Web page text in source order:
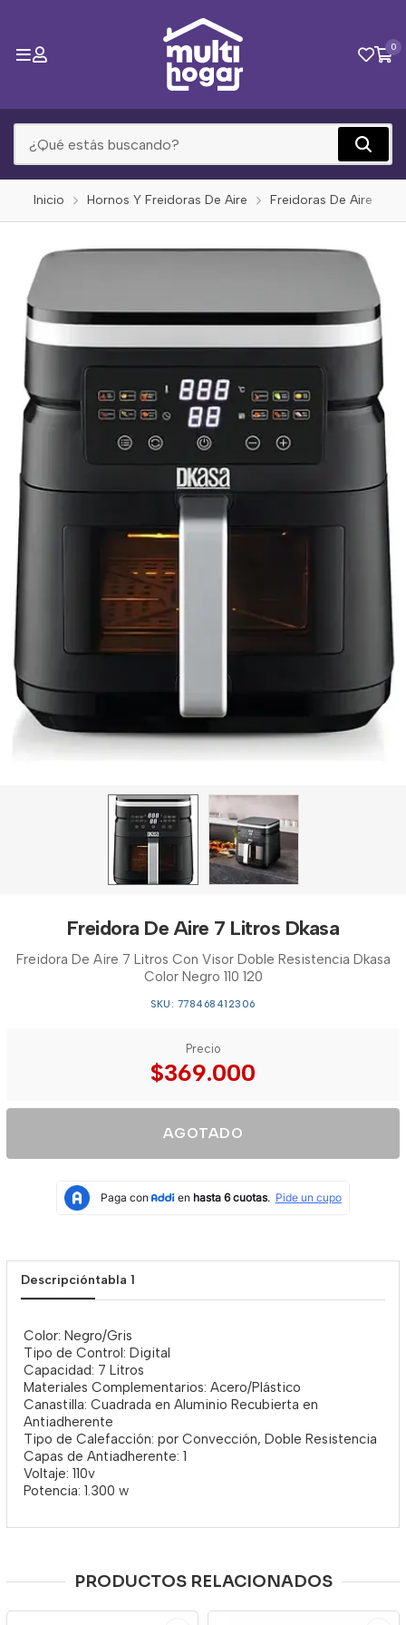
0
Inicio Hornos Y Freidoras De Aire Freidoras De Aire
Freidora De Aire 7 Litros Dkasa
Freidora De Aire 7 Litros Con Visor Doble Resistencia Dkasa
Color Negro 110 120
SKU: 778468412306
Precio
$369.000
AGOTADO
Descripcióntabla 1
Color: Negro/Gris
Tipo de Control: Digital
Capacidad: 7 Litros
Materiales Complementarios: Acero/Plástico
Canastilla: Cuadrada en Aluminio Recubierta en
Antiadherente
Tipo de Calefacción: por Convección, Doble Resistencia
Capas de Antiadherente: 1
Voltaje: 110v
Potencia: 1.300 w
PRODUCTOS RELACIONADOS